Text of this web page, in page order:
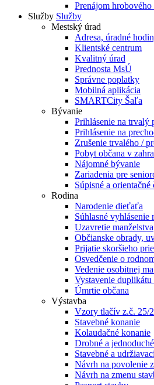
Prenájom hrobového
Služby Služby
Mestský úrad
Adresa, úradné
Klientské centrum
Kvalitný úrad
Prednosta MsÚ
Správne poplatky
Mobilná aplikácia
SMARTCity Šaľa
Bývanie
Prihlásenie na trvalý
Prihlásenie na
Zrušenie trvalého /
Pobyt občana v
Nájomné bývanie
Zariadenia pre
Súpisné a orientačné
Rodina
Narodenie dieťaťa
Súhlasné
Uzavretie manželstva
Občianske obrady,
Prijatie skoršieho
Osvedčenie o
Vedenie osobitnej
Vystavenie
Úmrtie občana
Výstavba
Vzory tlačív z.č. 25/
Stavebné konanie
Kolaudačné konanie
Drobné a
Stavebné a
Návrh na povolenie
Návrh na zmenu